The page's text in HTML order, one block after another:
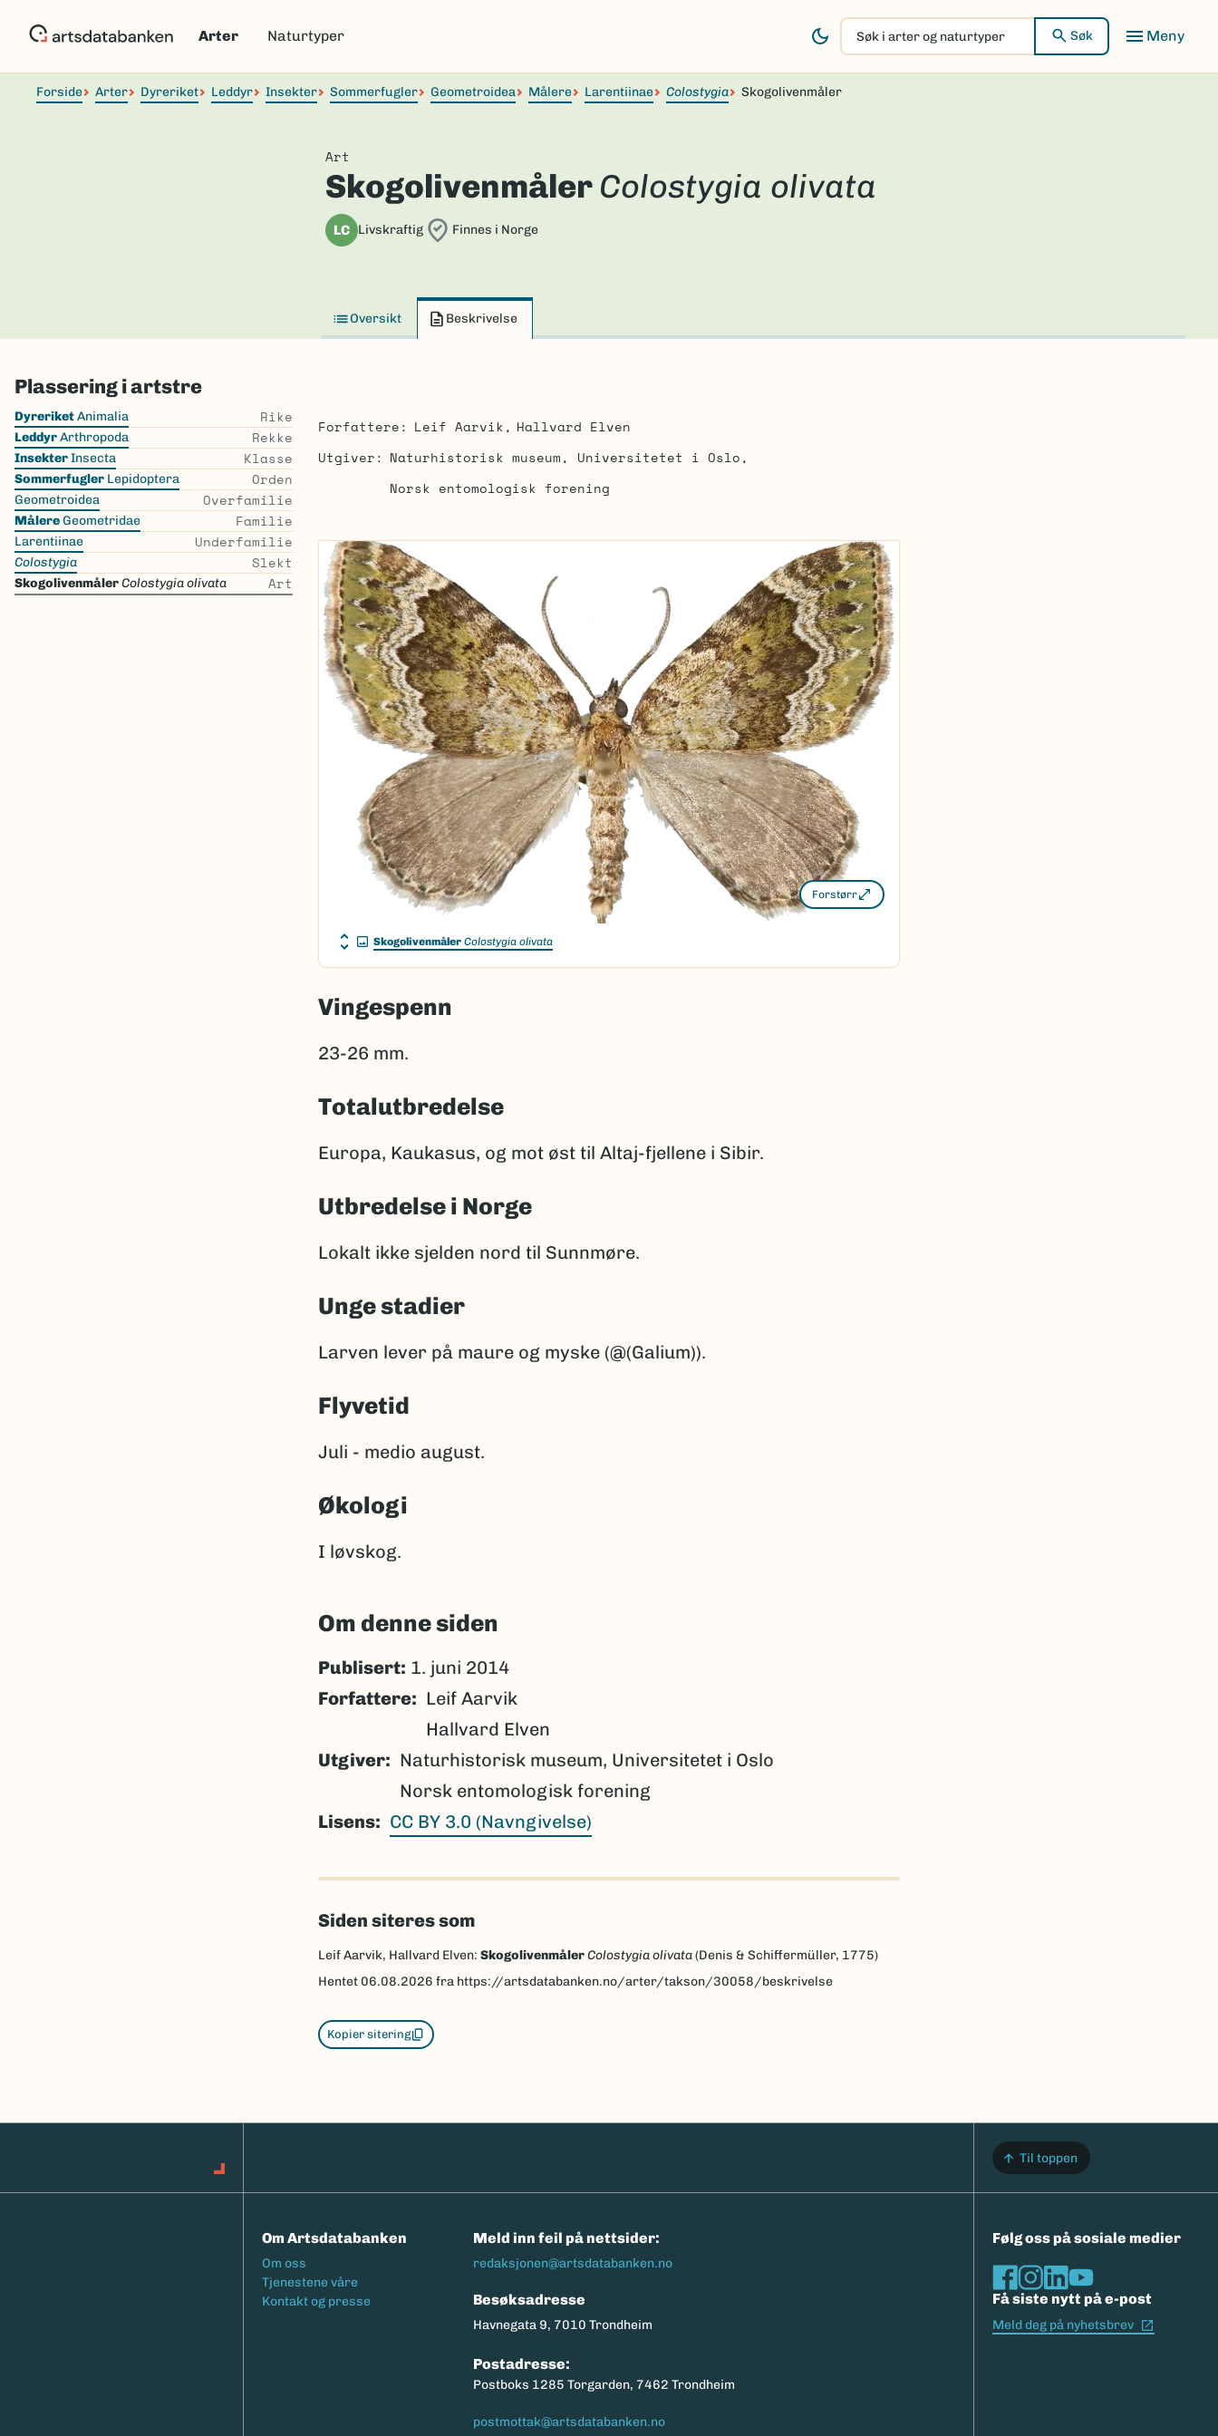
Arter Naturtyper
Søk
i
arter
og
Søk
Forside Arter Dyreriket Leddyr Insekter Sommerfugler Geometroidea Målere Larentiinae Colostygia Skogolivenmåler
Art
Skogolivenmåler Colostygia olivata
LC Livskraftig Finnes i Norge
Oversikt Beskrivelse
Plassering i artstre
Skip
the
list
DyreriketAnimalia Rike
LeddyrArthropoda Rekke
InsekterInsecta Klasse
Sommerfugler Lepidoptera Orden
Geometroidea Overfamilie
MålereGeometridae Familie
Larentiinae Underfamilie
Colostygia Slekt
SkogolivenmålerColostygia olivata Art
Forfattere Leif Aarvik
Hallvard Elven
Utgiver
Naturhistorisk museum, Universitetet i Oslo
Norsk entomologisk forening
Forstørr
Skogolivenmåler Colostygia olivata
Vingespenn
23-26 mm.
Totalutbredelse
Europa, Kaukasus, og mot øst til Altaj-fjellene i Sibir.
Utbredelse i Norge
Lokalt ikke sjelden nord til Sunnmøre.
Unge stadier
Larven lever på maure og myske (@(Galium)).
Flyvetid
Juli - medio august.
Økologi
I løvskog.
Om denne siden
Publisert: 1. juni 2014
Forfattere
Leif Aarvik
Hallvard Elven
Utgiver
Naturhistorisk museum, Universitetet i Oslo
Norsk entomologisk forening
Lisens
CC BY 3.0 (Navngivelse)
Siden siteres som
Leif Aarvik, Hallvard Elven: SkogolivenmålerColostygia olivata(Denis & Schiffermüller, 1775)
Hentet 06.08.2026 fra https://artsdatabanken.no/arter/takson/30058/beskrivelse
Kopier sitering
Til toppen
Om Artsdatabanken
Footermeny
Om oss
Tjenestene våre
Kontakt og presse
Meld inn feil på nettsider:
redaksjonen@artsdatabanken.no
Besøksadresse
Havnegata 9, 7010 Trondheim
Postadresse:
Postboks 1285 Torgarden, 7462 Trondheim
postmottak@artsdatabanken.no
Følg oss på sosiale medier
Få siste nytt på e-post
Meld deg på nyhetsbrev